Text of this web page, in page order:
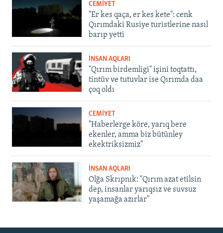
CEMİYET
"Er kes qaça, er kes kete": cenk
Qırımdaki Rusiye turistlerine nasıl
barıp yetti
İNSAN AQLARI
"Qırım birdemligi" işini toqtattı,
tintüv ve tutuvlar ise Qırımda daa
çoq oldı
CEMİYET
"Haberlerge köre, yarıq bere
ekenler, amma biz bütünley
ekektriksizmiz"
İNSAN AQLARI
Olğa Skrıpnık: "Qırım azat etilsin
dep, insanlar yarıqsız ve suvsuz
yaşamağa azırlar"